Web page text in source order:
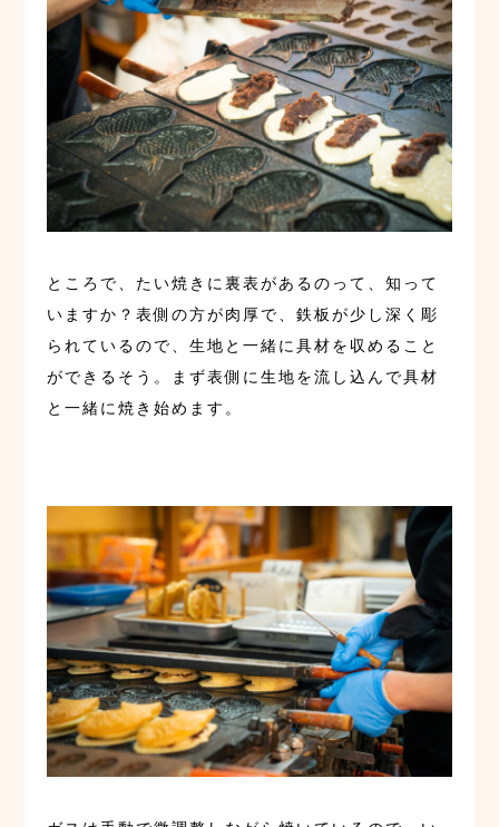
ところで、たい焼きに裏表があるのって、知って
いますか？表側の方が肉厚で、鉄板が少し深く彫
られているので、生地と一緒に具材を収めること
ができるそう。まず表側に生地を流し込んで具材
と一緒に焼き始めます。